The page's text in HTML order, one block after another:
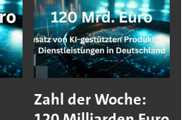
Zahl der Woche: